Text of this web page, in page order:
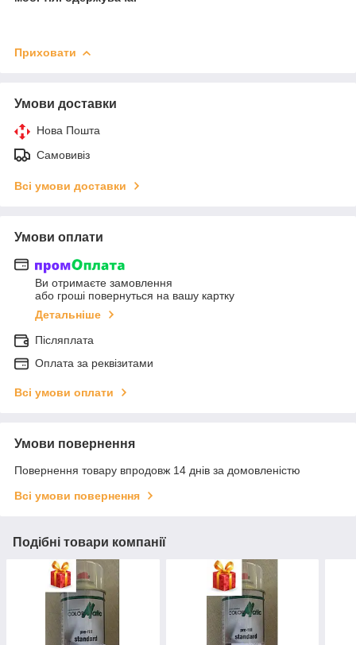
Приховати
Умови доставки
Нова Пошта
Самовивіз
Всі умови доставки
Умови оплати
Ви отримаєте замовлення
або гроші повернуться на вашу картку
Детальніше
Післяплата
Оплата за реквізитами
Всі умови оплати
Умови повернення
Повернення товару впродовж 14 днів за домовленістю
Всі умови повернення
Подібні товари компанії